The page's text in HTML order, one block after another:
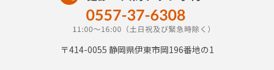
〒414-0055 静岡県伊東市岡196番地の1